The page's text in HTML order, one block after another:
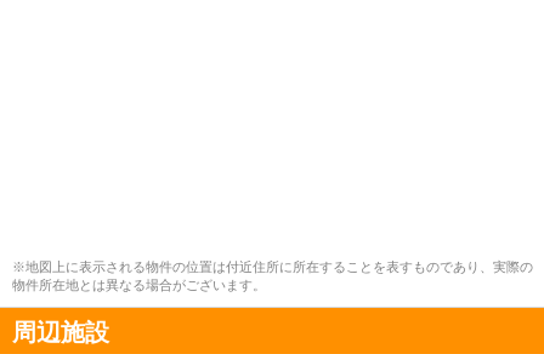
※地図上に表示される物件の位置は付近住所に所在することを表すものであり、実際の
物件所在地とは異なる場合がございます。
周辺施設